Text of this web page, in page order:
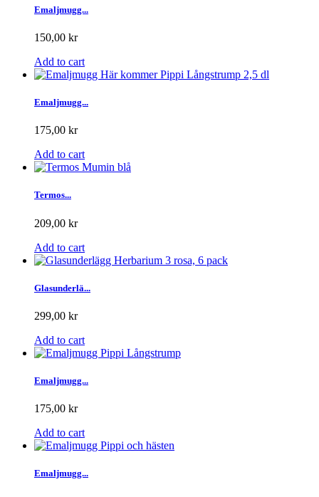
Emaljmugg...
150,00 kr
Add to cart
Emaljmugg...
175,00 kr
Add to cart
Termos...
209,00 kr
Add to cart
Glasunderlä...
299,00 kr
Add to cart
Emaljmugg...
175,00 kr
Add to cart
Emaljmugg...